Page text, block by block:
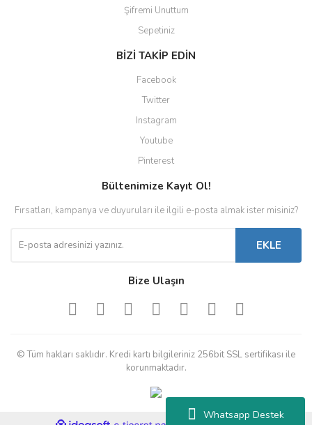
Whatsapp Destek
Şifremi Unuttum
Sepetiniz
BİZİ TAKİP EDİN
Facebook
Twitter
Instagram
Youtube
Pinterest
Bültenimize Kayıt Ol!
Fırsatları, kampanya ve duyuruları ile ilgili e-posta almak ister misiniz?
EKLE
Bize Ulaşın
© Tüm hakları saklıdır. Kredi kartı bilgileriniz 256bit SSL sertifikası ile
korunmaktadır.